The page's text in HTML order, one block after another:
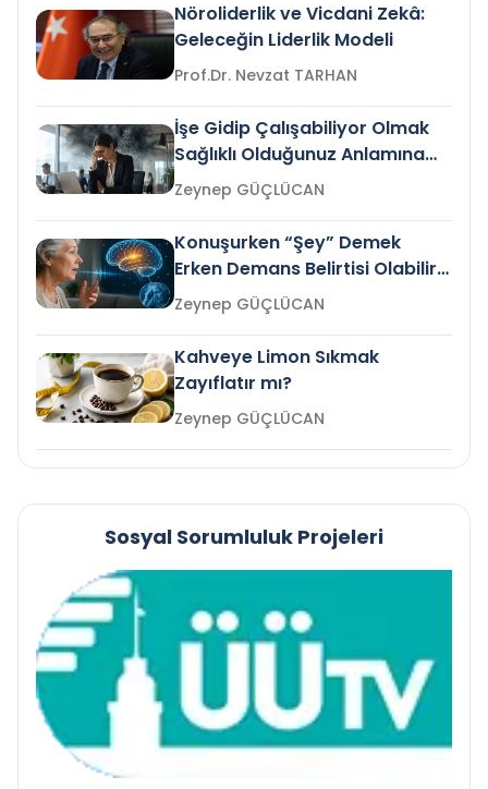
Nöroliderlik ve Vicdani Zekâ:
Geleceğin Liderlik Modeli
Prof.Dr. Nevzat TARHAN
İşe Gidip Çalışabiliyor Olmak
Sağlıklı Olduğunuz Anlamına
Gelir mi?Zeynep GÜÇLÜCAN
Konuşurken “Şey” Demek
Erken Demans Belirtisi Olabilir
mi?
Zeynep GÜÇLÜCAN
Kahveye Limon Sıkmak
Zayıflatır mı?
Zeynep GÜÇLÜCAN
Sosyal Sorumluluk Projeleri